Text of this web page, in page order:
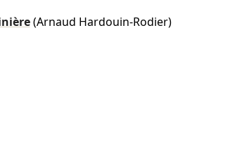
(Arnaud Hardouin-Rodier)